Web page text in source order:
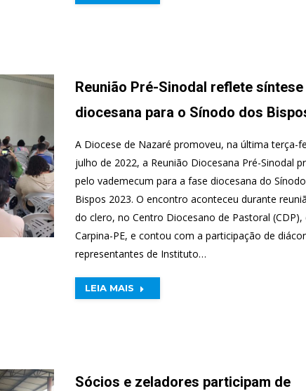
Reunião Pré-Sinodal reflete síntese
diocesana para o Sínodo dos
A Diocese de Nazaré promoveu, na última terça-
julho de 2022, a Reunião Diocesana Pré-Sinodal
pelo vademecum para a fase diocesana do
Bispos 2023. O encontro aconteceu durante
do clero, no Centro Diocesano de Pastoral (CDP),
Carpina-PE, e contou com a participação de
representantes de Instituto…
LEIA MAIS
Sócios e zeladores participam de